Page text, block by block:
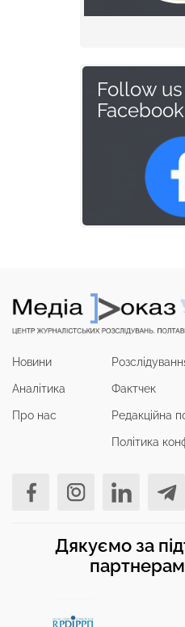
Follow
Facebook
Новини
Аналітика
Про нас
Фактчек
Редакційна
Політика
Дякуємо за